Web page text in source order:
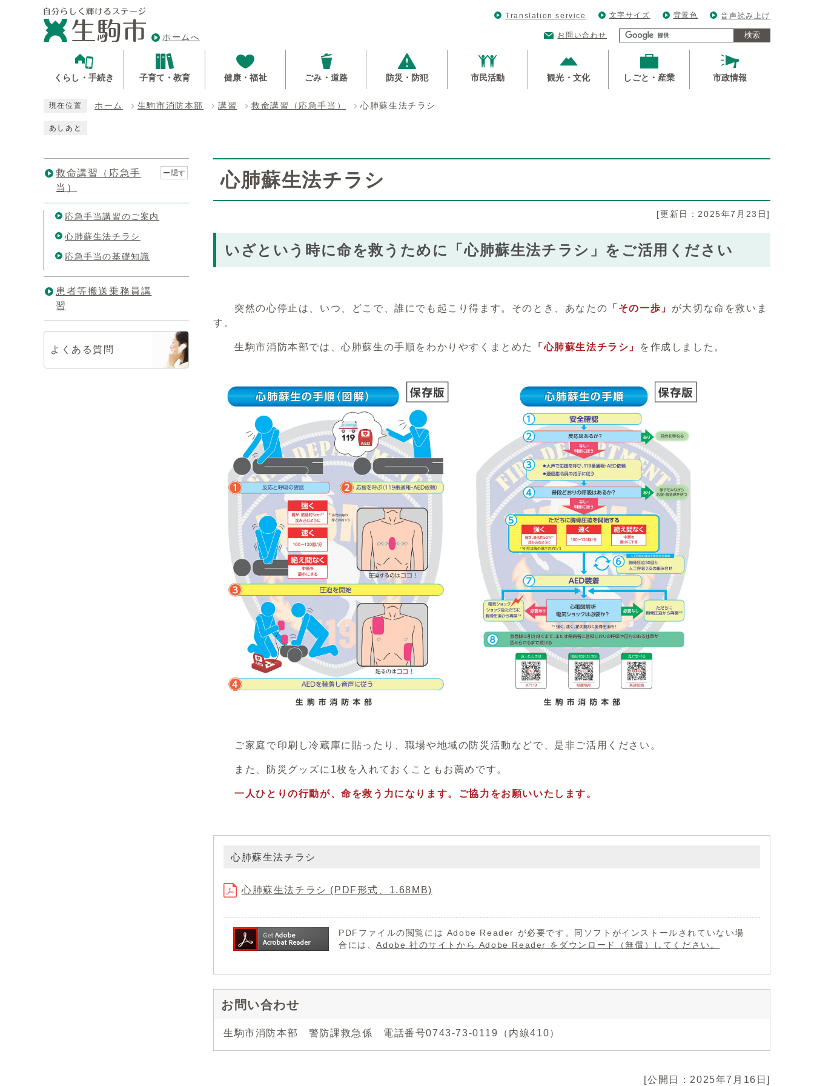
ホームへ
Translation service 文字サイズ 背景色 音声読み上げ
お問い合わせ 検索
くらし・手続き 子育て・教育 健康・福祉 ごみ・道路 防災・防犯 市民活動 観光・文化 しごと・産業 市政情報
現在位置 ホーム 生駒市消防本部 講習 救命講習（応急手当） 心肺蘇生法チラシ
あしあと
心肺蘇生法チラシ
[更新日：2025年7月23日]
いざという時に命を救うために「心肺蘇生法チラシ」をご活用ください
突然の心停止は、いつ、どこで、誰にでも起こり得ます。そのとき、あなたの 「その一歩」 が大切な命を救いま
す。
生駒市消防本部では、心肺蘇生の手順をわかりやすくまとめた 「心肺蘇生法チラシ」 を作成しました。
ご家庭で印刷し冷蔵庫に貼ったり、職場や地域の防災活動などで、是非ご活用ください。
また、防災グッズに1枚を入れておくこともお薦めです。
一人ひとりの行動が、命を救う力になります。ご協力をお願いいたします。
心肺蘇生法チラシ
心肺蘇生法チラシ (PDF形式、1.68MB)
PDFファイルの閲覧には Adobe Reader が必要です。同ソフトがインストールされていない場
合には、Adobe 社のサイトから Adobe Reader をダウンロード（無償）してください。
お問い合わせ
生駒市消防本部 警防課救急係 電話番号0743-73-0119（内線410）
救命講習（応急手
当）
隠す
応急手当講習のご案内
心肺蘇生法チラシ
応急手当の基礎知識
患者等搬送乗務員講
習
よくある質問
[公開日：2025年7月16日]